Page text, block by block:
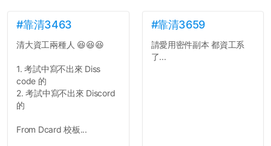
#靠清3463
清大資工兩種人 😆😆😆
1. 考試中寫不出來 Diss
code 的
2. 考試中寫不出來 Discord
的
From Dcard 校板...
#靠清3659
請愛用密件副本 都資工系
了...